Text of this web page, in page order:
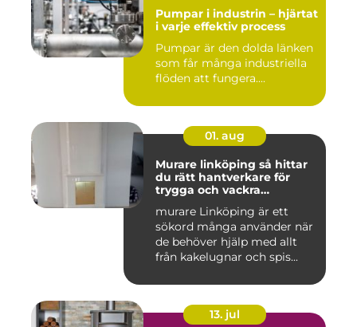
Pumpar i industrin – hjärtat
i varje effektiv process
Pumpar är den dolda länken
som får många industriella
flöden att fungera....
01. aug
Murare linköping så hittar
du rätt hantverkare för
trygga och vackra
murare Linköping är ett
sökord många använder när
de behöver hjälp med allt
från kakelugnar och spis...
13. jul